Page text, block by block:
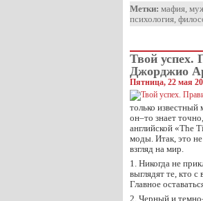
Метки: мафия,
психология,
Твой успех.
Джорджио
Пятница, 22 мая
только
он–то знает
английской «The
моды. Итак, это
взгляд на мир.
1. Никогда не
выглядят те, кто
Главное
2. Черный и